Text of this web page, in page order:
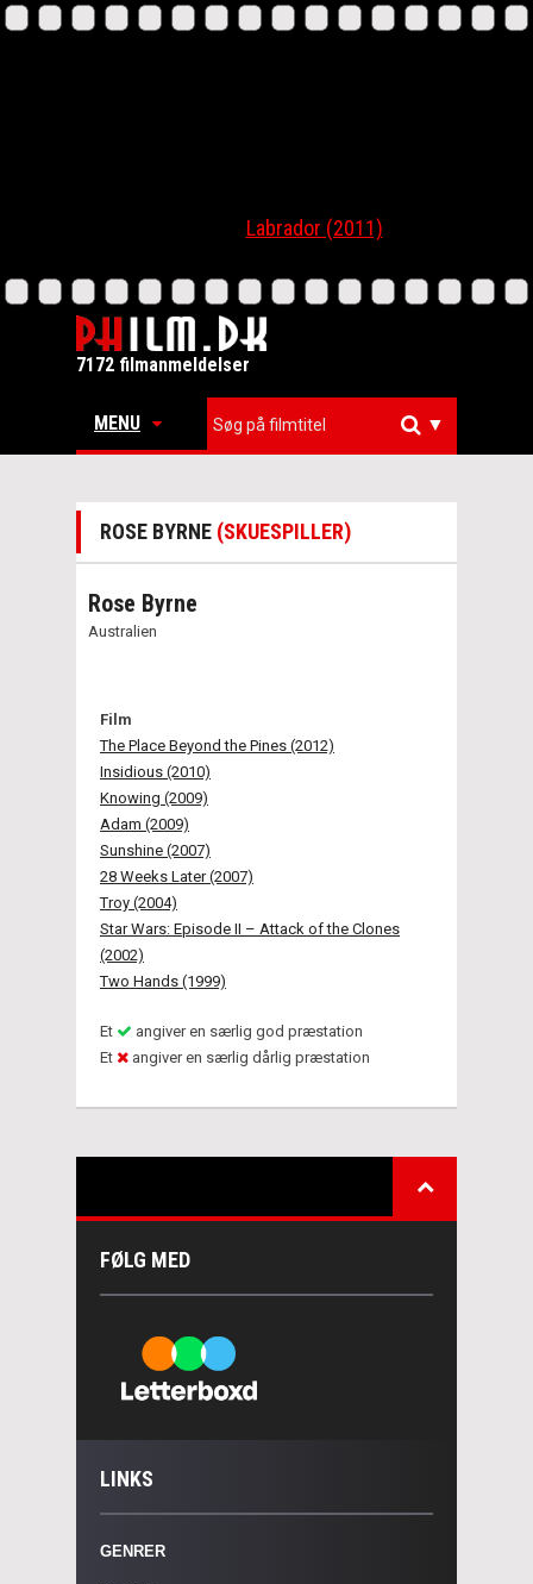
Labrador (2011)
7172 filmanmeldelser
MENU ▼
ROSE BYRNE (SKUESPILLER)
Rose Byrne
Australien
Film
The Place Beyond the Pines (2012)
Insidious (2010)
Knowing (2009)
Adam (2009)
Sunshine (2007)
28 Weeks Later (2007)
Troy (2004)
Star Wars: Episode II – Attack of the Clones
(2002)
Two Hands (1999)
Et
angiver en særlig god præstation
Et
angiver en særlig dårlig præstation
FØLG MED
LINKS
GENRER